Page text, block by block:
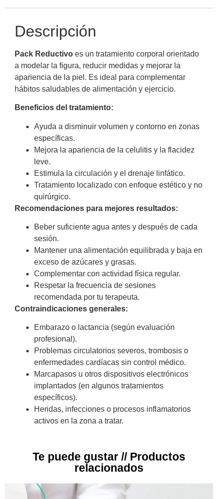
Descripción
Pack Reductivo es un tratamiento corporal orientado
a modelar la figura, reducir medidas y mejorar la
apariencia de la piel. Es ideal para complementar
hábitos saludables de alimentación y ejercicio.
Beneficios del tratamiento:
Ayuda a disminuir volumen y contorno en zonas
específicas.
Mejora la apariencia de la celulitis y la flacidez
leve.
Estimula la circulación y el drenaje linfático.
Tratamiento localizado con enfoque estético y no
quirúrgico.
Recomendaciones para mejores resultados:
Beber suficiente agua antes y después de cada
sesión.
Mantener una alimentación equilibrada y baja en
exceso de azúcares y grasas.
Complementar con actividad física regular.
Respetar la frecuencia de sesiones
recomendada por tu terapeuta.
Contraindicaciones generales:
Embarazo o lactancia (según evaluación
profesional).
Problemas circulatorios severos, trombosis o
enfermedades cardíacas sin control médico.
Marcapasos u otros dispositivos electrónicos
implantados (en algunos tratamientos
específicos).
Heridas, infecciones o procesos inflamatorios
activos en la zona a tratar.
Te puede gustar // Productos
relacionados